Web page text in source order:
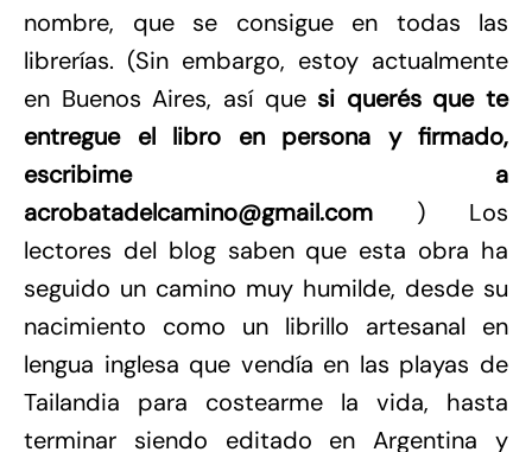
nombre, que se consigue en todas las
librerías. (Sin embargo, estoy actualmente
en Buenos Aires, así que si querés que te
entregue el libro en persona y firmado,
escribime a
acrobatadelcamino@gmail.com ) Los
lectores del blog saben que esta obra ha
seguido un camino muy humilde, desde su
nacimiento como un librillo artesanal en
lengua inglesa que vendía en las playas de
Tailandia para costearme la vida, hasta
terminar siendo editado en Argentina y